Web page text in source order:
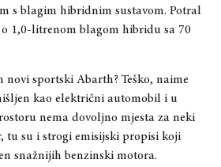
s blagim hibridnim sustavom. Potral
1,0-litrenom blagom hibridu sa 70
sportski Abarth? Teško, naime
kao električni automobil i u
nema dovoljno mjesta za neki
tu su i strogi emisijski propisi koji
snažnijih benzinski motora.